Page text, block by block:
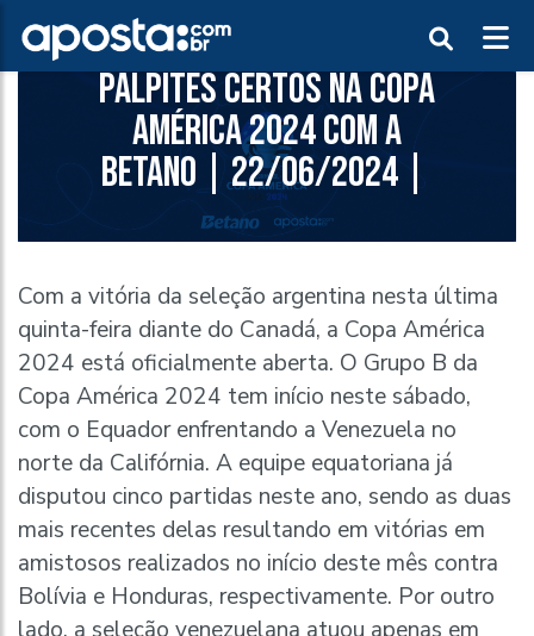
PALPITES CERTOS NA COPA
AMÉRICA 2024 COM A
BETANO | 22/06/2024 |
Com a vitória da seleção argentina nesta última
quinta-feira diante do Canadá, a Copa América
2024 está oficialmente aberta. O Grupo B da
Copa América 2024 tem início neste sábado,
com o Equador enfrentando a Venezuela no
norte da Califórnia. A equipe equatoriana já
disputou cinco partidas neste ano, sendo as duas
mais recentes delas resultando em vitórias em
amistosos realizados no início deste mês contra
Bolívia e Honduras, respectivamente. Por outro